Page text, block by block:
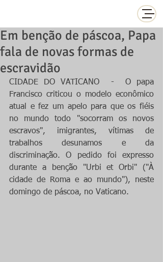
Em benção de páscoa, Papa
fala de novas formas de
escravidão
CIDADE DO VATICANO  -  O papa
Francisco criticou o modelo econômico
atual e fez um apelo para que os fiéis
no mundo todo "socorram os novos
escravos", imigrantes, vítimas de
trabalhos desunamos e da
discriminação. O pedido foi expresso
durante a benção "Urbi et Orbi" ("À
cidade de Roma e ao mundo"), neste
domingo de páscoa, no Vaticano.